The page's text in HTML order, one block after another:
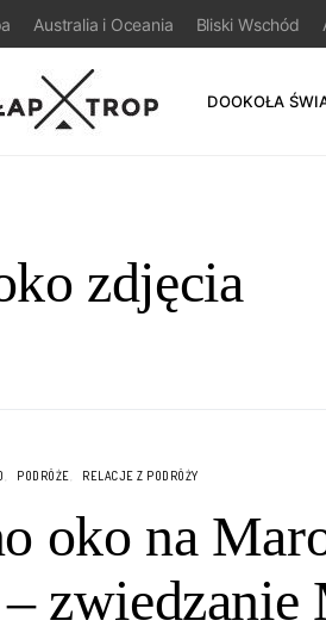
Australia i Oceania Bliski Wschód
DOOKOŁA
zdjęcia
PODRÓŻE RELACJE Z PODRÓŻY
oko na
zwiedzanie